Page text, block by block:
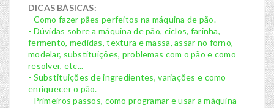
DICAS BÁSICAS:
- Como fazer pães perfeitos na máquina de pão.
- Dúvidas sobre a máquina de pão, ciclos, farinha,
fermento, medidas, textura e massa, assar no forno,
modelar, substituições, problemas com o pão e como
resolver, etc...
- Substituições de ingredientes, variações e como
enriquecer o pão.
- Primeiros passos, como programar e usar a máquina